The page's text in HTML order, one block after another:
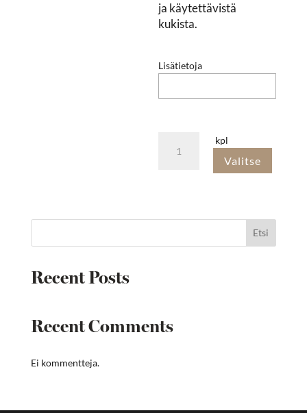
ja käytettävistä
kukista.
Lisätietoja
Köynnösmäinen
pöytäkoriste
kpl
Valitse
Etsi
Recent Posts
Recent Comments
Ei kommentteja.